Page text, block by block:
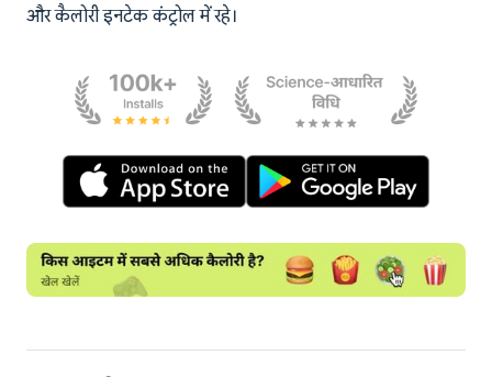
और कैलोरी इनटेक कंट्रोल में रहे।